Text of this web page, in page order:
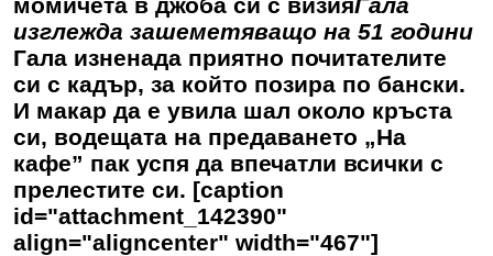
изглежда зашеметяващо на 51 години
Гала изненада приятно почитателите
си с кадър, за който позира по бански.
И макар да е увила шал около кръста
си, водещата на предаването „На
кафе” пак успя да впечатли всички с
прелестите си. [caption
id="attachment_142390"
align="aligncenter" width="467"]